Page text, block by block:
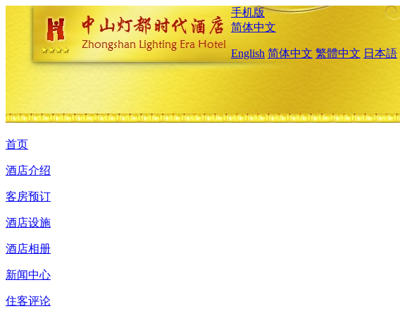
手机版
简体中文
English 简体中文 繁體中文 日本語
首页
酒店介绍
客房预订
酒店设施
酒店相册
新闻中心
住客评论